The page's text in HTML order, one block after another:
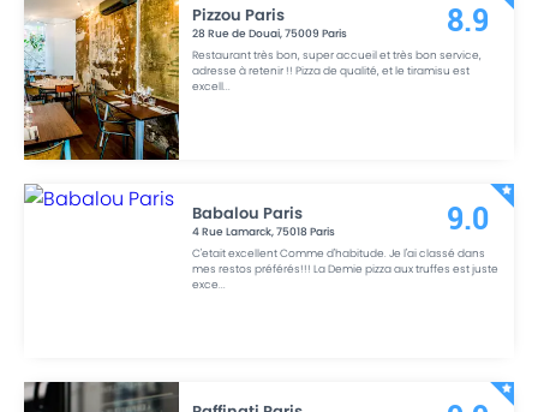
Pizzou Paris
28 Rue de Douai,75009 Paris
Restaurant très bon, super accueil et très bon service,
adresse à retenir !! Pizza de qualité, et le tiramisu est
excell...
8.9
Babalou Paris
4 Rue Lamarck,75018 Paris
C'etait excellent Comme d'habitude. Je l'ai classé dans
mes restos préférés!!! La Demie pizza aux truffes est juste
exce...
9.0